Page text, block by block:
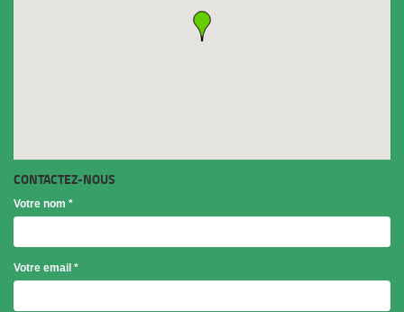
CONTACTEZ-NOUS
Votre nom *
Votre email *